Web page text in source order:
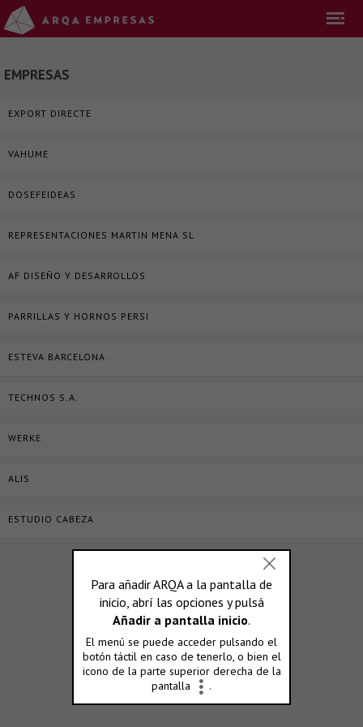
EMPRESAS
EXPORT DIRECTE
VAHUME
DOSEFEIDEAS
REPRESENTACIONES MARTIN MENA SL
AF DISEÑO Y DESARROLLOS
PARRILLAS Y HORNOS PERSI
ESTEVA BARCELONA
TECHNOS S.A.
WERKE
ALIS
ESTUDIO CABEZA